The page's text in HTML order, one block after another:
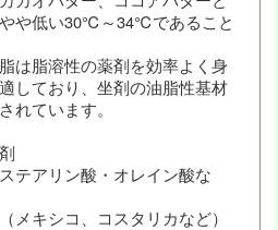
や低い30℃～34℃であること
は脂溶性の薬剤を効率よく身
しており、坐剤の油脂性基材
れています。
テアリン酸・オレイン酸な
メキシコ、コスタリカなど）